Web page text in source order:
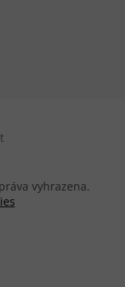
vyhrazena.